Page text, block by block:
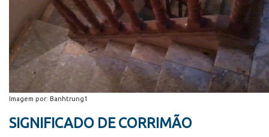
Imagem por: Banhtrung1
SIGNIFICADO DE CORRIMÃO